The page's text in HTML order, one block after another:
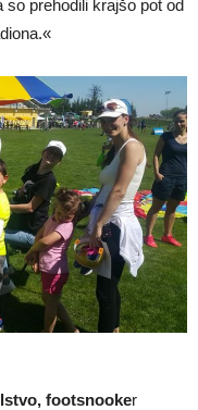
prehodili krajšo pot od
footsnooker